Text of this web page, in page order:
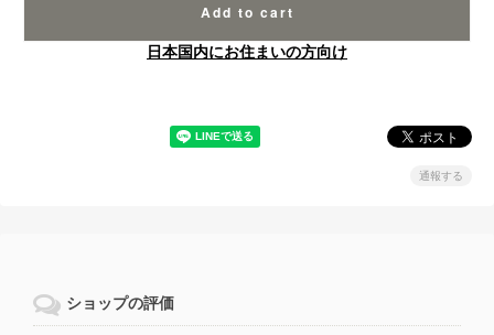
Add to cart
日本国内にお住まいの方向け
通報する
ショップの評価